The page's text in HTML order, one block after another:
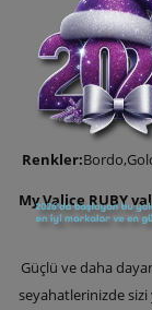
Ürün
Renkler:
My Valice RUBY
Güçlü ve daha
seyahatlerinizde sizi